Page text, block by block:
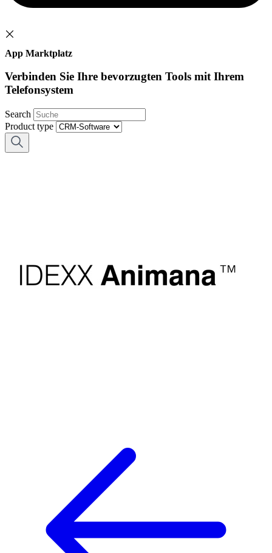
App Marktplatz
Verbinden Sie Ihre bevorzugten Tools mit Ihrem
Telefonsystem
Search
Product type